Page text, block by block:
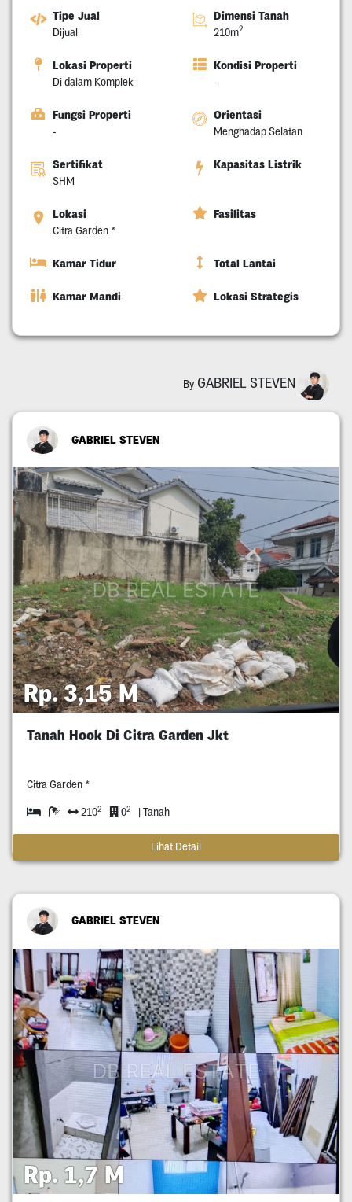
Tipe Jual
Dijual
Dimensi Tanah
210m2
Lokasi Properti
Di dalam Komplek
Kondisi Properti
-
Fungsi Properti
-
Orientasi
Menghadap Selatan
Sertifikat
SHM
Kapasitas Listrik
Lokasi
Citra Garden *
Fasilitas
Kamar Tidur Total Lantai
Kamar Mandi Lokasi Strategis
By GABRIEL STEVEN
GABRIEL STEVEN
Rp. 3,15 M
Tanah Hook Di Citra Garden Jkt
Citra Garden *
2102 02 | Tanah
Lihat Detail
GABRIEL STEVEN
Rp. 1,7 M